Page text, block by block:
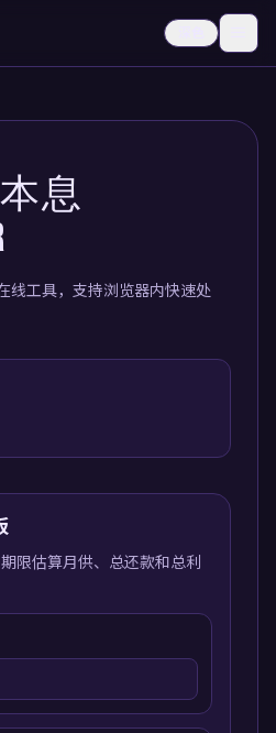
打
息
线工具，支持浏览器内快速处
限估算月供、总还款和总利